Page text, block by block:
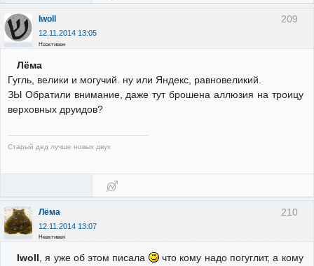
209
Iwoll
12.11.2014 13:05
Неактивен
Лёма
Гугль, велики и могучий. ну или Яндекс, равновеликий.
ЗЫ Обратили внимание, даже тут брошена аллюзия на троицу
верховных друидов?
Старый дед лучше новых двух
210
Лёма
12.11.2014 13:07
Неактивен
Iwoll, я уже об этом писала
что кому надо погуглит, а кому